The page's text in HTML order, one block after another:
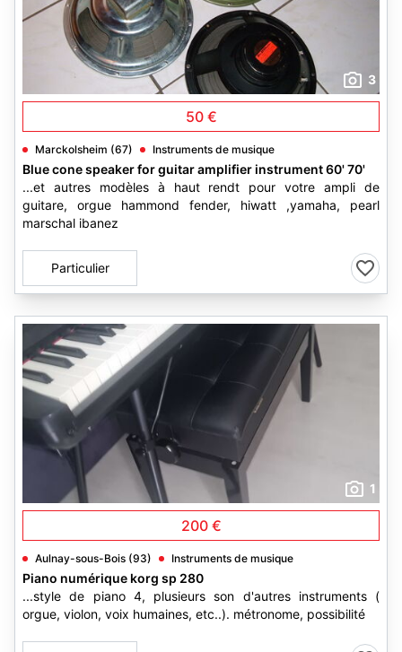
3
50 €
Marckolsheim (67) Instruments de musique
Blue cone speaker for guitar amplifier instrument 60' 70'
...et autres modèles à haut rendt pour votre ampli de
guitare, orgue hammond fender, hiwatt ,yamaha, pearl
marschal ibanez
Particulier
1
200 €
Aulnay-sous-Bois (93) Instruments de musique
Piano numérique korg sp 280
...style de piano 4, plusieurs son d'autres instruments (
orgue, violon, voix humaines, etc..). métronome, possibilité